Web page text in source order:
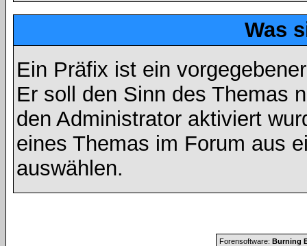
Was
Ein Präfix ist ein
Er soll den Sinn des Themas
den Administrator aktiviert
eines Themas im Forum aus
auswählen.
Forensoftware: Burning